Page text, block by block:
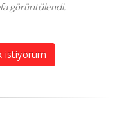
görüntülendi.
istiyorum